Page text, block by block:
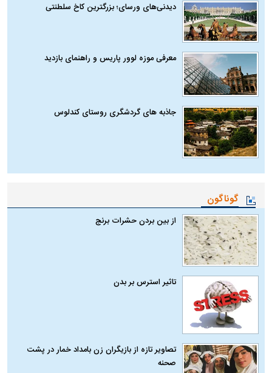
دیدنی‌های ورسای؛ بزرگترین کاخ سلطنتی
معرفی موزه لوور پاریس و راهنمای بازدید
جاذبه های گردشگری روستای کندلوس
گوناگون
از بین بردن حشرات برنج
تاثیر استرس بر بدن
تصاویر تازه از بازیگران زن بامداد خمار در پشت
صحنه